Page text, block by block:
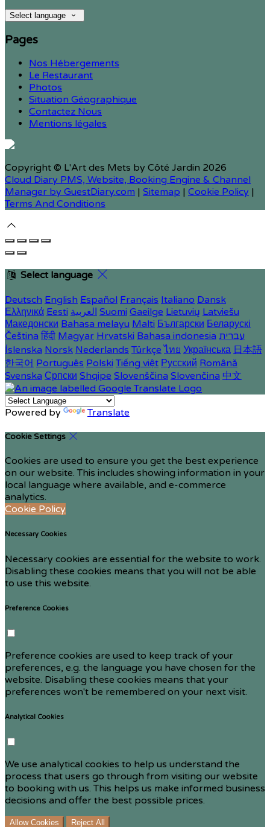
Select language
Pages
Nos Hébergements
Le Restaurant
Photos
Situation Géographique
Contactez Nous
Mentions légales
Copyright © L'Art des Mets by Côté Jardin 2026
Cloud Diary PMS, Website, Booking Engine & Channel
Manager by GuestDiary.com | Sitemap | Cookie Policy |
Terms And Conditions
Select language
Deutsch English Español Français Italiano Dansk
Ελληνικά Eesti العربية Suomi Gaeilge Lietuvių Latviešu
Македонски Bahasa melayu Malti Български Беларускі
Čeština हिंदी Magyar Hrvatski Bahasa indonesia עברית
Íslenska Norsk Nederlands Türkçe ไทย Українська 日本語
한국어 Português Polski Tiếng việt Русский Română
Svenska Српски Shqipe Slovenščina Slovenčina 中文
Powered by Translate
Cookie Settings
Cookies are used to ensure you get the best experience
on our website. This includes showing information in your
local language where available, and e-commerce
analytics.
Cookie Policy
Necessary Cookies
Necessary cookies are essential for the website to work.
Disabling these cookies means that you will not be able
to use this website.
Preference Cookies
Preference cookies are used to keep track of your
preferences, e.g. the language you have chosen for the
website. Disabling these cookies means that your
preferences won't be remembered on your next visit.
Analytical Cookies
We use analytical cookies to help us understand the
process that users go through from visiting our website
to booking with us. This helps us make informed business
decisions and offer the best possible prices.
Allow Cookies Reject All